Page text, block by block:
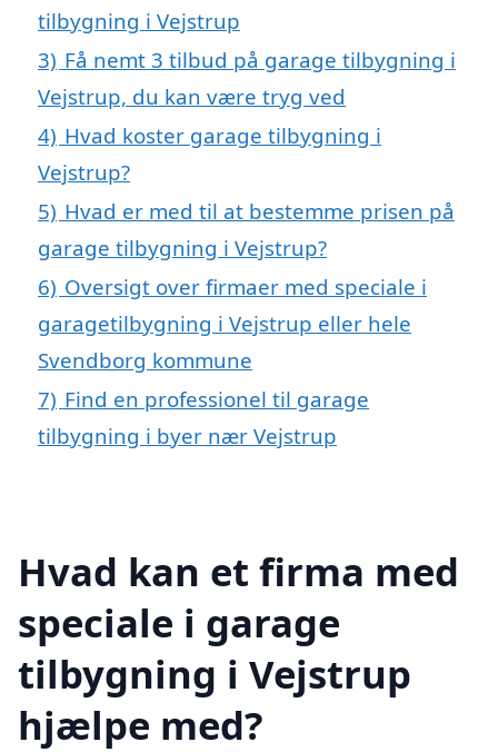
tilbygning i Vejstrup
3) Få nemt 3 tilbud på garage tilbygning i
Vejstrup, du kan være tryg ved
4) Hvad koster garage tilbygning i
Vejstrup?
5) Hvad er med til at bestemme prisen på
garage tilbygning i Vejstrup?
6) Oversigt over firmaer med speciale i
garagetilbygning i Vejstrup eller hele
Svendborg kommune
7) Find en professionel til garage
tilbygning i byer nær Vejstrup
Hvad kan et firma med
speciale i garage
tilbygning i Vejstrup
hjælpe med?